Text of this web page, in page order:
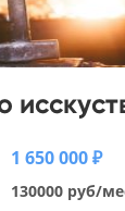
1 650 000 ₽
130000 руб/